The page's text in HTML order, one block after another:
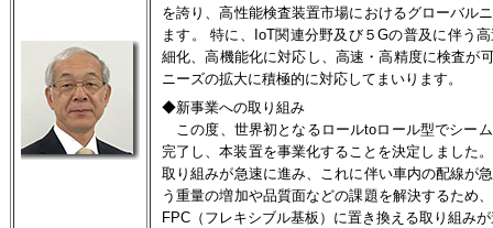
を誇り、高性能検査装置市場におけるグローバル
ます。 特に、IoT関連分野及び５Gの普及に伴う
細化、高機能化に対応し、高速・高精度に検査が
ニーズの拡大に積極的に対応してまいります。
◆新事業への取り組み
この度、世界初となるロールtoロール型でシー
完了し、本装置を事業化することを決定しました
取り組みが急速に進み、これに伴い車内の配線が
う重量の増加や品質面などの課題を解決するため
FPC（フレキシブル基板）に置き換える取り組み